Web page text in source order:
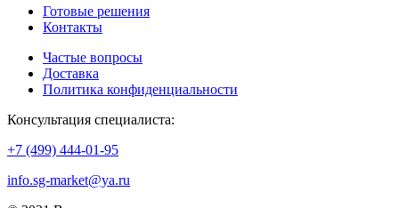
Готовые решения
Контакты
Частые вопросы
Доставка
Политика конфиденциальности
Консультация специалиста:
+7 (499) 444-01-95
info.sg-market@ya.ru